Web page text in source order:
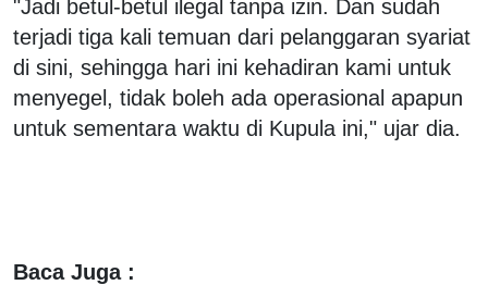
"Jadi betul-betul ilegal tanpa izin. Dan sudah
terjadi tiga kali temuan dari pelanggaran syariat
di sini, sehingga hari ini kehadiran kami untuk
menyegel, tidak boleh ada operasional apapun
untuk sementara waktu di Kupula ini," ujar dia.
Baca Juga :